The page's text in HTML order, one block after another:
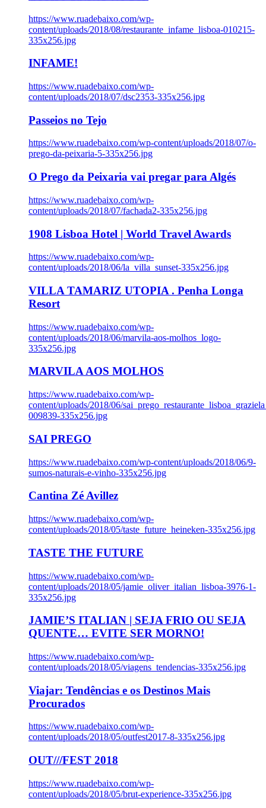
https://www.ruadebaixo.com/wp-
content/uploads/2018/08/restaurante_infame_lisboa-010215-
335x256.jpg
INFAME!
https://www.ruadebaixo.com/wp-
content/uploads/2018/07/dsc2353-335x256.jpg
Passeios no Tejo
https://www.ruadebaixo.com/wp-content/uploads/2018/07/o-
prego-da-peixaria-5-335x256.jpg
O Prego da Peixaria vai pregar para Algés
https://www.ruadebaixo.com/wp-
content/uploads/2018/07/fachada2-335x256.jpg
1908 Lisboa Hotel | World Travel Awards
https://www.ruadebaixo.com/wp-
content/uploads/2018/06/la_villa_sunset-335x256.jpg
VILLA TAMARIZ UTOPIA . Penha Longa
Resort
https://www.ruadebaixo.com/wp-
content/uploads/2018/06/marvila-aos-molhos_logo-
335x256.jpg
MARVILA AOS MOLHOS
https://www.ruadebaixo.com/wp-
content/uploads/2018/06/
009839-335x256.jpg
SAI PREGO
https://www.ruadebaixo.com/wp-content/uploads/2018/06/9-
sumos-naturais-e-vinho-335x256.jpg
Cantina Zé Avillez
https://www.ruadebaixo.com/wp-
content/uploads/2018/05/taste_future_heineken-335x256.jpg
TASTE THE FUTURE
https://www.ruadebaixo.com/wp-
content/uploads/2018/05/jamie_oliver_italian_lisboa-3976-1-
335x256.jpg
JAMIE’S ITALIAN | SEJA FRIO OU SEJA
QUENTE… EVITE SER MORNO!
https://www.ruadebaixo.com/wp-
content/uploads/2018/05/viagens_tendencias-335x256.jpg
Viajar: Tendências e os Destinos Mais
Procurados
https://www.ruadebaixo.com/wp-
content/uploads/2018/05/outfest2017-8-335x256.jpg
OUT///FEST 2018
https://www.ruadebaixo.com/wp-
content/uploads/2018/05/brut-experience-335x256.jpg